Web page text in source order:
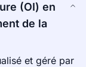
(OI) en
de la
et géré par